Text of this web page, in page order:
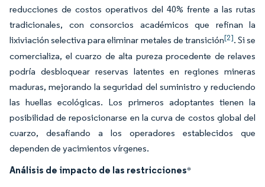
reducciones de costos operativos del 40% frente a las rutas
tradicionales, con consorcios académicos que refinan la
lixiviación selectiva para eliminar metales de transición[2]. Si se
comercializa, el cuarzo de alta pureza procedente de relaves
podría desbloquear reservas latentes en regiones mineras
maduras, mejorando la seguridad del suministro y reduciendo
las huellas ecológicas. Los primeros adoptantes tienen la
posibilidad de reposicionarse en la curva de costos global del
cuarzo, desafiando a los operadores establecidos que
dependen de yacimientos vírgenes.
Análisis de impacto de las restricciones*